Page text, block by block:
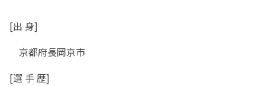
[出 身]
京都府長岡京市
[選 手 歴]